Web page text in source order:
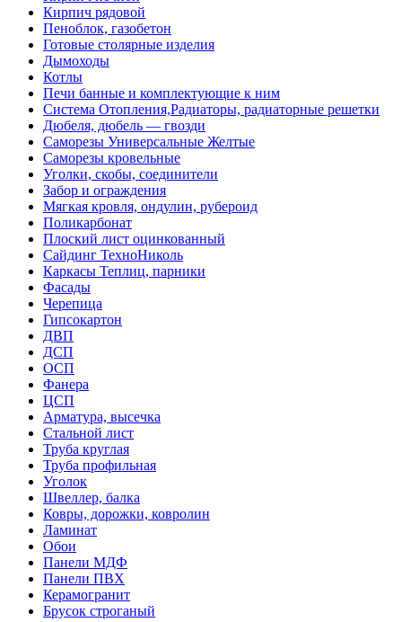
Кирпич рядовой
Пеноблок, газобетон
Готовые столярные изделия
Дымоходы
Котлы
Печи банные и комплектующие к ним
Система Отопления,Радиаторы, радиаторные решетки
Дюбеля, дюбель — гвозди
Саморезы Универсальные Желтые
Саморезы кровельные
Уголки, скобы, соединители
Забор и ограждения
Мягкая кровля, ондулин, рубероид
Поликарбонат
Плоский лист оцинкованный
Сайдинг ТехноНиколь
Каркасы Теплиц, парники
Фасады
Черепица
Гипсокартон
ДВП
ДСП
ОСП
Фанера
ЦСП
Арматура, высечка
Стальной лист
Труба круглая
Труба профильная
Уголок
Швеллер, балка
Ковры, дорожки, ковролин
Ламинат
Обои
Панели МДФ
Панели ПВХ
Керамогранит
Брусок строганый